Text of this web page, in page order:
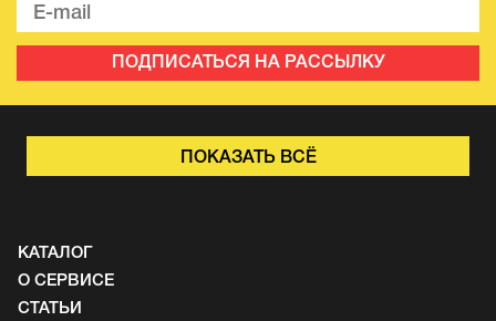
ПОДПИСАТЬСЯ НА РАССЫЛКУ
ПОКАЗАТЬ ВСЁ
КАТАЛОГ
О СЕРВИСЕ
СТАТЬИ